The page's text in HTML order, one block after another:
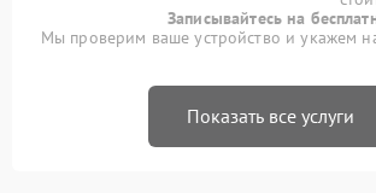
Записывайтесь на
Мы проверим ваше устройство и укажем
Показать все услуги